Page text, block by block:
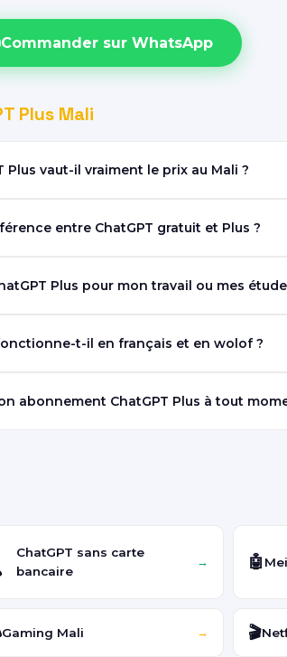
Commander sur WhatsApp
Plus Mali
Plus vaut-il vraiment le prix au Mali ?
entre ChatGPT gratuit et Plus ?
Plus pour mon travail ou mes
t-il en français et en wolof ?
abonnement ChatGPT Plus à tout
ChatGPT sans carte
bancaire
→ 🤖
Gaming Mali → 🎬